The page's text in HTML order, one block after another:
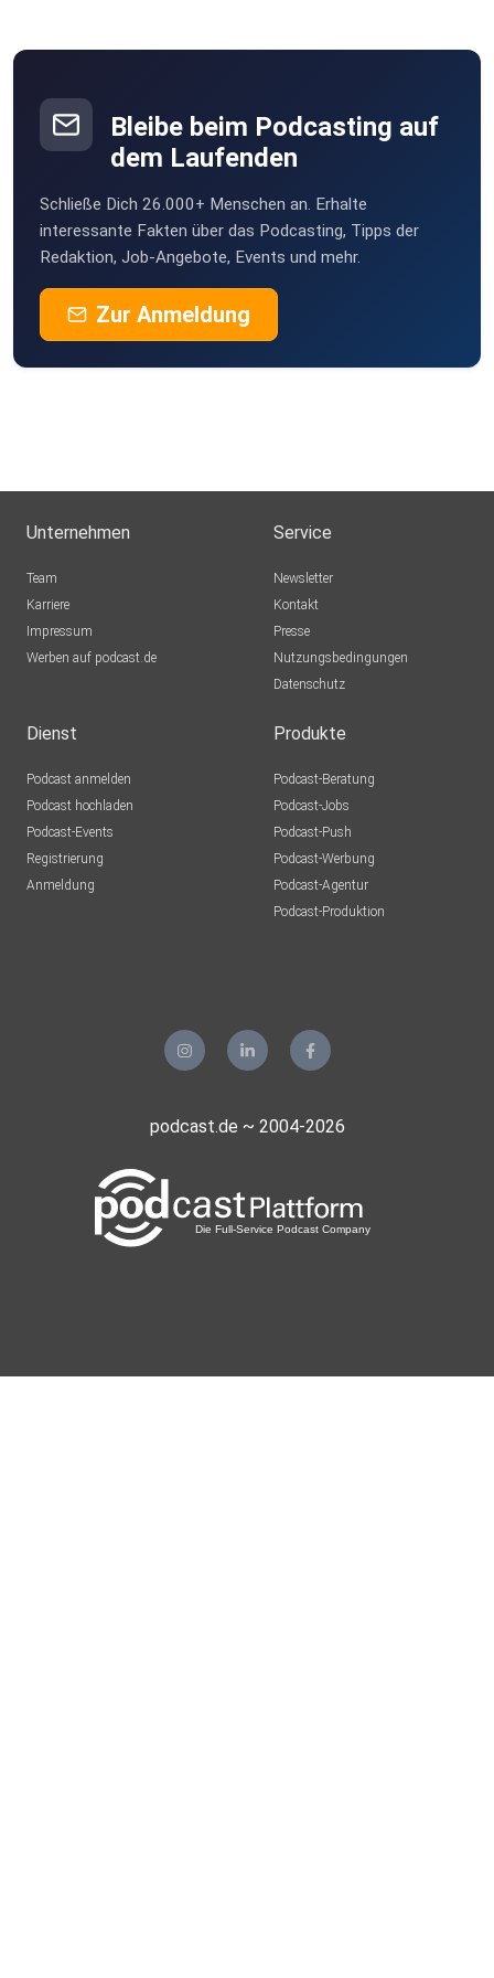
Sebastian findest du auf
Instagram: https://www.instagram.com/immoschwabe?
igsh=MWZreXIyY29rZHo5ZA==
Torben - ⁠https://wonderl.ink/@torbenschulthoff ⁠
Bleibe beim Podcasting auf
dem Laufenden
Schließe Dich 26.000+ Menschen an. Erhalte
interessante Fakten über das Podcasting, Tipps der
Redaktion, Job-Angebote, Events und mehr.
Zur Anmeldung
Unternehmen
Team
Karriere
Impressum
Werben auf podcast.de
Service
Newsletter
Kontakt
Presse
Nutzungsbedingungen
Datenschutz
Dienst
Podcast anmelden
Podcast hochladen
Podcast-Events
Registrierung
Anmeldung
Produkte
Podcast-Beratung
Podcast-Jobs
Podcast-Push
Podcast-Werbung
Podcast-Agentur
Podcast-Produktion
podcast.de ~ 2004-2026